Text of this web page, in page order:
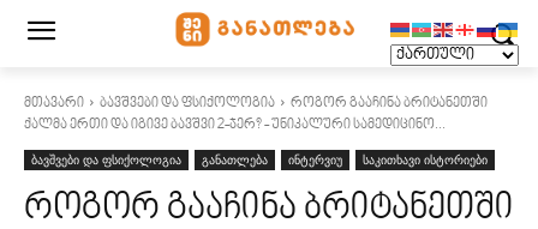
მთავარი ბავშვები და ფსიქოლოგია
როგორ გააჩინა ბრიტანეთში
ქალმა ერთი და იგივე ბავშვი 2-ჯერ? - უნიკალური სამედიცინო...
ბავშვები და ფსიქოლოგია განათლება ინტერვიუ საკითხავი ისტორიები
როგორ გააჩინა ბრიტანეთში